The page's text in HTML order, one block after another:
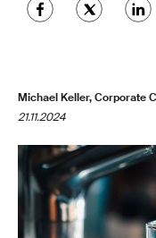
Michael Keller, Corporate
21.11.2024